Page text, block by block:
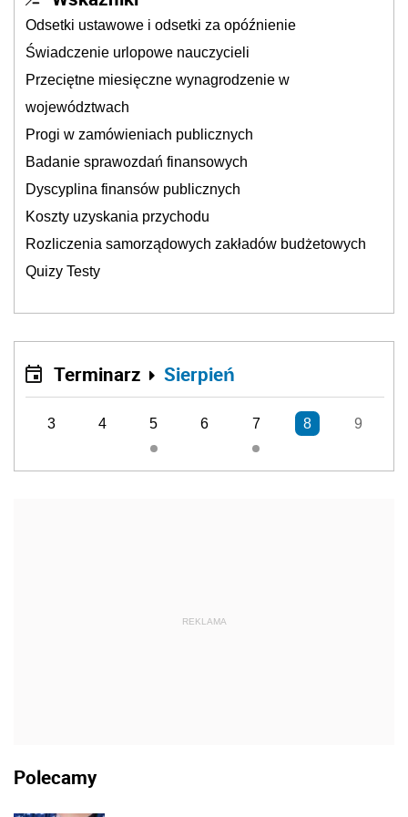
Odsetki ustawowe i odsetki za opóźnienie
Świadczenie urlopowe nauczycieli
Przeciętne miesięczne wynagrodzenie w
województwach
Progi w zamówieniach publicznych
Badanie sprawozdań finansowych
Dyscyplina finansów publicznych
Koszty uzyskania przychodu
Rozliczenia samorządowych zakładów budżetowych
Quizy Testy
Terminarz Sierpień
3 4 5 6 7 8 9
REKLAMA
Polecamy